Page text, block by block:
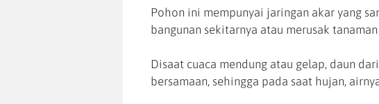
Pohon ini mempunyai jaringan akar yang
bangunan sekitarnya atau merusak
Disaat cuaca mendung atau gelap, daun
bersamaan, sehingga pada saat hujan,